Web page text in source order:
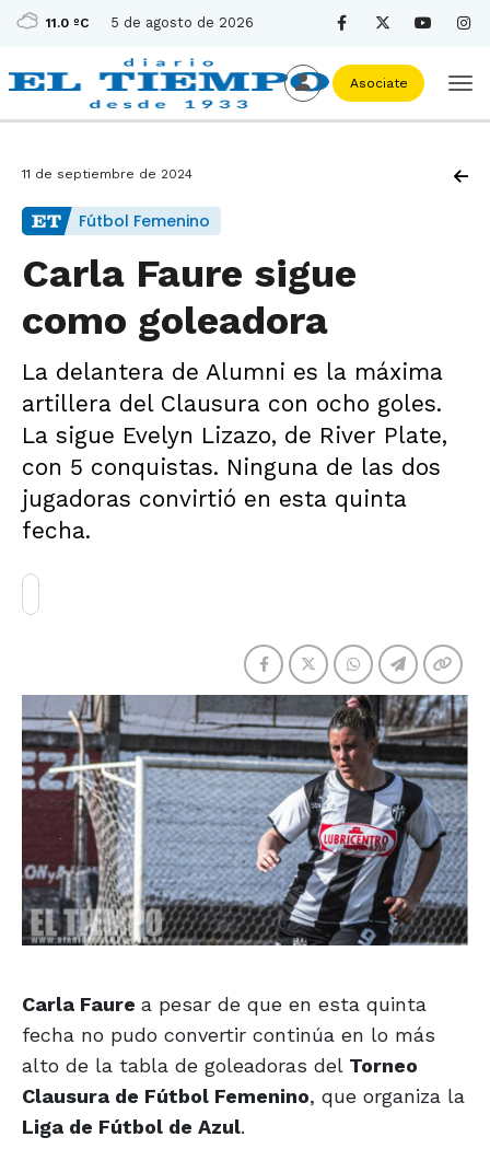
11.0 ºC 5 de agosto de 2026
Asociate
11 de septiembre de 2024
Fútbol Femenino
Carla Faure sigue
como goleadora
La delantera de Alumni es la máxima
artillera del Clausura con ocho goles.
La sigue Evelyn Lizazo, de River Plate,
con 5 conquistas. Ninguna de las dos
jugadoras convirtió en esta quinta
fecha.
Carla Faure a pesar de que en esta quinta
fecha no pudo convertir continúa en lo más
alto de la tabla de goleadoras del Torneo
Clausura de Fútbol Femenino, que organiza la
Liga de Fútbol de Azul.